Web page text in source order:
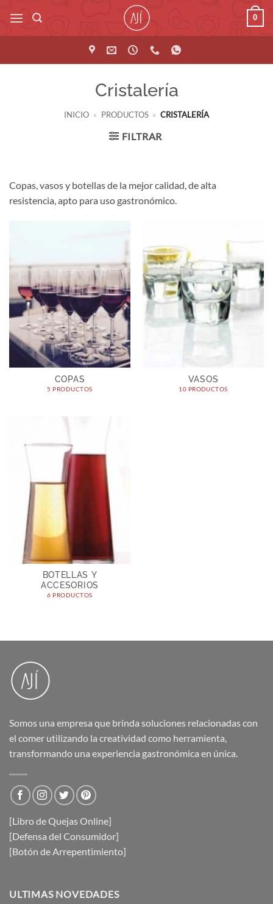
Saltar
al
contenido
0
Cristalería
INICIO » PRODUCTOS » CRISTALERÍA
FILTRAR
Copas, vasos y botellas de la mejor calidad, de alta
resistencia, apto para uso gastronómico.
COPAS
5 PRODUCTOS
VASOS
10 PRODUCTOS
BOTELLAS Y
ACCESORIOS
6 PRODUCTOS
Somos una empresa que brinda soluciones relacionadas con
el comer utilizando la creatividad como herramienta,
transformando una experiencia gastronómica en única.
[Libro de Quejas Online]
[Defensa del Consumidor]
[Botón de Arrepentimiento]
ULTIMAS NOVEDADES